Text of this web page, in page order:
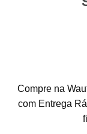
Compre na
com Entrega